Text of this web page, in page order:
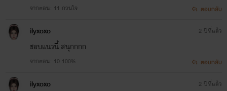
จากตอน: 11 กวนใจ ตอบกลับ
ilyxoxo
ชอบแนวนี้ สนุกกกก
จากตอน: 10 100%
2 ปีที่แล้ว
ตอบกลับ
ilyxoxo 2 ปีที่แล้ว